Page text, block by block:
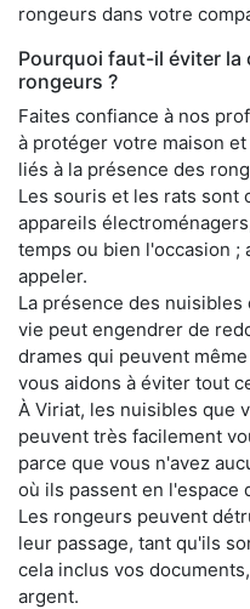
rongeurs dans votre
Pourquoi faut-il éviter la
rongeurs ?
Faites confiance à nos
à protéger votre maison
liés à la présence des
Les souris et les rats sont
appareils
temps ou bien l'occasion ;
appeler.
La présence des
vie peut engendrer de
drames qui peuvent
vous aidons à éviter tout
À Viriat, les nuisibles que
peuvent très facilement
parce que vous n'avez
où ils passent en
Les rongeurs peuvent
leur passage, tant qu'ils
cela inclus vos
argent.